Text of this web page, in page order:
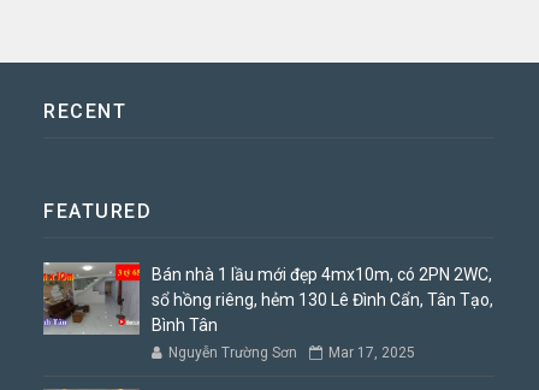
RECENT
FEATURED
Bán nhà 1 lầu mới đẹp 4mx10m, có 2PN 2WC,
sổ hồng riêng, hẻm 130 Lê Đình Cẩn, Tân Tạo,
Bình Tân
Nguyễn Trường Sơn Mar 17, 2025